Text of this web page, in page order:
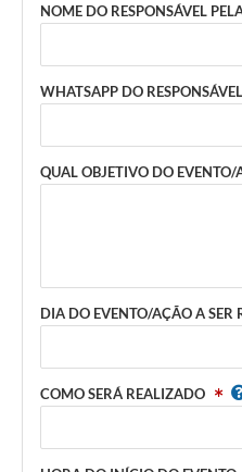
Serviço de Informação ao Cidadão
Galeria de Fotos
Audiências Públicas
Iluminação Pública
Galeria de Vídeos
Legislação
NOME DO RESPONSÁVEL
WHATSAPP DO
QUAL OBJETIVO DO EVENTO/
DIA DO EVENTO/AÇÃO A SER
COMO SERÁ REALIZADO